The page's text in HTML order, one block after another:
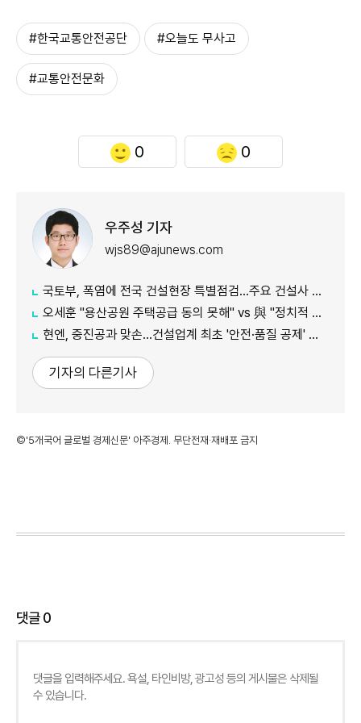
#한국교통안전공단 #오늘도 무사고
#교통안전문화
0 0
우주성 기자
wjs89@ajunews.com
국토부, 폭염에 전국 건설현장 특별점검…주요 건설사 긴급회의 개최
오세훈 "용산공원 주택공급 동의 못해" vs 與 "정치적 어젠다로 사용" 맞불
현엔, 중진공과 맞손…건설업계 최초 '안전·품질 공제' 도입
기자의 다른기사
©'5개국어 글로벌 경제신문' 아주경제. 무단전재·재배포 금지
댓글0